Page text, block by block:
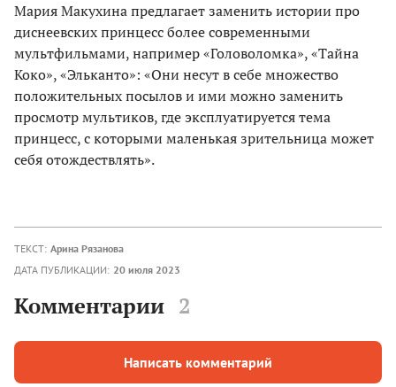
Мария Макухина предлагает заменить истории про
диснеевских принцесс более современными
мультфильмами, например «Головоломка», «Тайна
Коко», «Эльканто»: «Они несут в себе множество
положительных посылов и ими можно заменить
просмотр мультиков, где эксплуатируется тема
принцесс, с которыми маленькая зрительница может
себя отождествлять».
ТЕКСТ: Арина Рязанова
ДАТА ПУБЛИКАЦИИ: 20 июля 2023
Комментарии 2
Написать комментарий